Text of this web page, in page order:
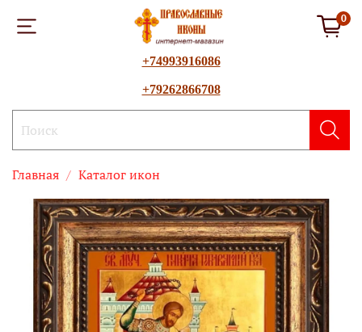
0
+74993916086
+79262866708
Главная Каталог икон